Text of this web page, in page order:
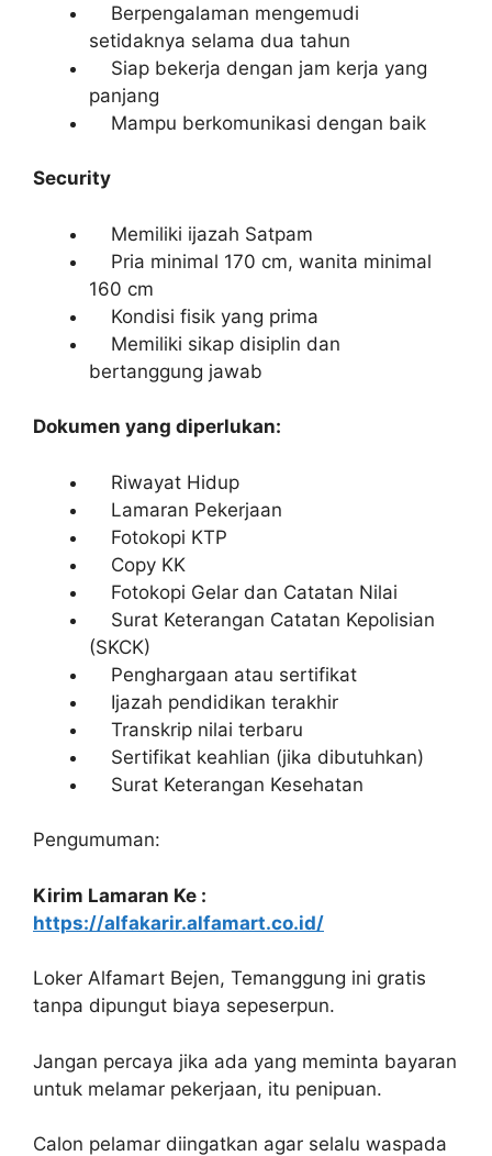
Berpengalaman mengemudi
setidaknya selama dua tahun
Siap bekerja dengan jam kerja yang
panjang
Mampu berkomunikasi dengan baik
Security
Memiliki ijazah Satpam
Pria minimal 170 cm, wanita minimal
160 cm
Kondisi fisik yang prima
Memiliki sikap disiplin dan
bertanggung jawab
Dokumen yang diperlukan:
Riwayat Hidup
Lamaran Pekerjaan
Fotokopi KTP
Copy KK
Fotokopi Gelar dan Catatan Nilai
Surat Keterangan Catatan Kepolisian
(SKCK)
Penghargaan atau sertifikat
Ijazah pendidikan terakhir
Transkrip nilai terbaru
Sertifikat keahlian (jika dibutuhkan)
Surat Keterangan Kesehatan
Pengumuman:
Kirim Lamaran Ke :
https://alfakarir.alfamart.co.id/
Loker Alfamart Bejen, Temanggung ini gratis
tanpa dipungut biaya sepeserpun.
Jangan percaya jika ada yang meminta bayaran
untuk melamar pekerjaan, itu penipuan.
Calon pelamar diingatkan agar selalu waspada